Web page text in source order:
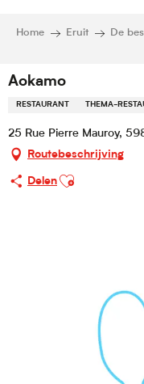
Home Eruit De
Aokamo
RESTAURANT THEMA-
25 Rue Pierre Mauroy,
Routebeschrijving
Delen
Ajouter aux